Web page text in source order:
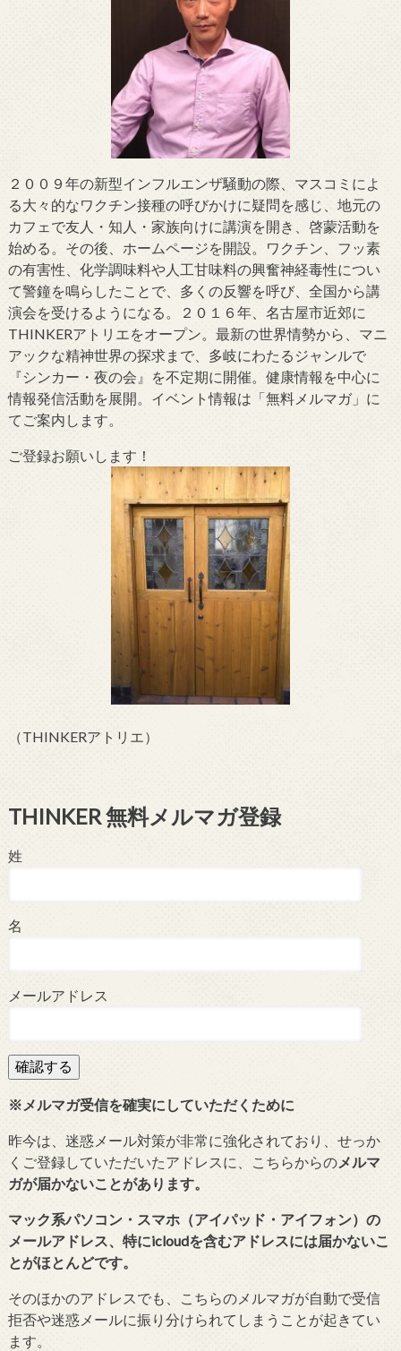
２００９年の新型インフルエンザ騒動の際、マスコミによ
る大々的なワクチン接種の呼びかけに疑問を感じ、地元の
カフェで友人・知人・家族向けに講演を開き、啓蒙活動を
始める。その後、ホームページを開設。ワクチン、フッ素
の有害性、化学調味料や人工甘味料の興奮神経毒性につい
て警鐘を鳴らしたことで、多くの反響を呼び、全国から講
演会を受けるようになる。２０１６年、名古屋市近郊に
THINKERアトリエをオープン。最新の世界情勢から、マニ
アックな精神世界の探求まで、多岐にわたるジャンルで
『シンカー・夜の会』を不定期に開催。健康情報を中心に
情報発信活動を展開。イベント情報は「無料メルマガ」に
てご案内します。
ご登録お願いします！
（THINKERアトリエ）
THINKER 無料メルマガ登録
姓
名
メールアドレス
※メルマガ受信を確実にしていただくために
昨今は、迷惑メール対策が非常に強化されており、せっか
くご登録していただいたアドレスに、こちらからのメルマ
ガが届かないことがあります。
マック系パソコン・スマホ（アイパッド・アイフォン）の
メールアドレス、特にicloudを含むアドレスには届かないこ
とがほとんどです。
そのほかのアドレスでも、こちらのメルマガが自動で受信
拒否や迷惑メールに振り分けられてしまうことが起きてい
ます。